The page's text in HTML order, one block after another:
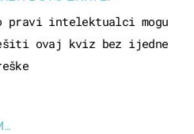
pravi intelektualci mogu
ovaj kviz bez ijedne